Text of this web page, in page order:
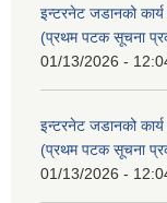
इन्टरनेट जडानको कार्य
(प्रथम पटक सूचना
01/13/2026 -
इन्टरनेट जडानको कार्य
(प्रथम पटक सूचना
01/13/2026 -